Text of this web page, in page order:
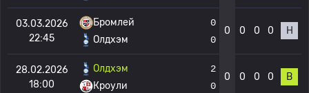
03.03.2026
22:45
Бромлей
Олдхэм
0
0
0 0 0 0 Н
28.02.2026
18:00
Олдхэм
Кроули
2
0
0 0 0 0 В